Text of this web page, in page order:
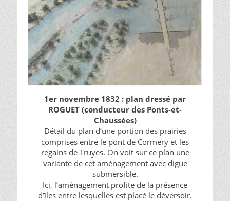
1er novembre 1832 : plan dressé par
ROGUET (conducteur des Ponts-et-
Chaussées)
Détail du plan d’une portion des prairies
comprises entre le pont de Cormery et les
regains de Truyes. On voit sur ce plan une
variante de cet aménagement avec digue
submersible.
Ici, l’aménagement profite de la présence
d’îles entre lesquelles est placé le déversoir.